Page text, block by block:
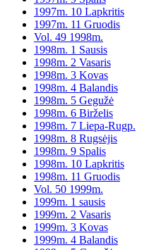
1997m. 10 Lapkritis
1997m. 11 Gruodis
Vol. 49 1998m.
1998m. 1 Sausis
1998m. 2 Vasaris
1998m. 3 Kovas
1998m. 4 Balandis
1998m. 5 Gegužė
1998m. 6 Birželis
1998m. 7 Liepa-Rugp.
1998m. 8 Rugsėjis
1998m. 9 Spalis
1998m. 10 Lapkritis
1998m. 11 Gruodis
Vol. 50 1999m.
1999m. 1 sausis
1999m. 2 Vasaris
1999m. 3 Kovas
1999m. 4 Balandis